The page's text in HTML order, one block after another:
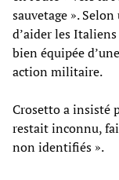
sauvetage ».
d’aider les
bien équipée
action militaire.
Crosetto a insisté
restait inconnu,
non identifiés ».